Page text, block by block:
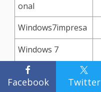

Facebook

Twitter
onal
Windows7impresa
Windows 7
definitivo